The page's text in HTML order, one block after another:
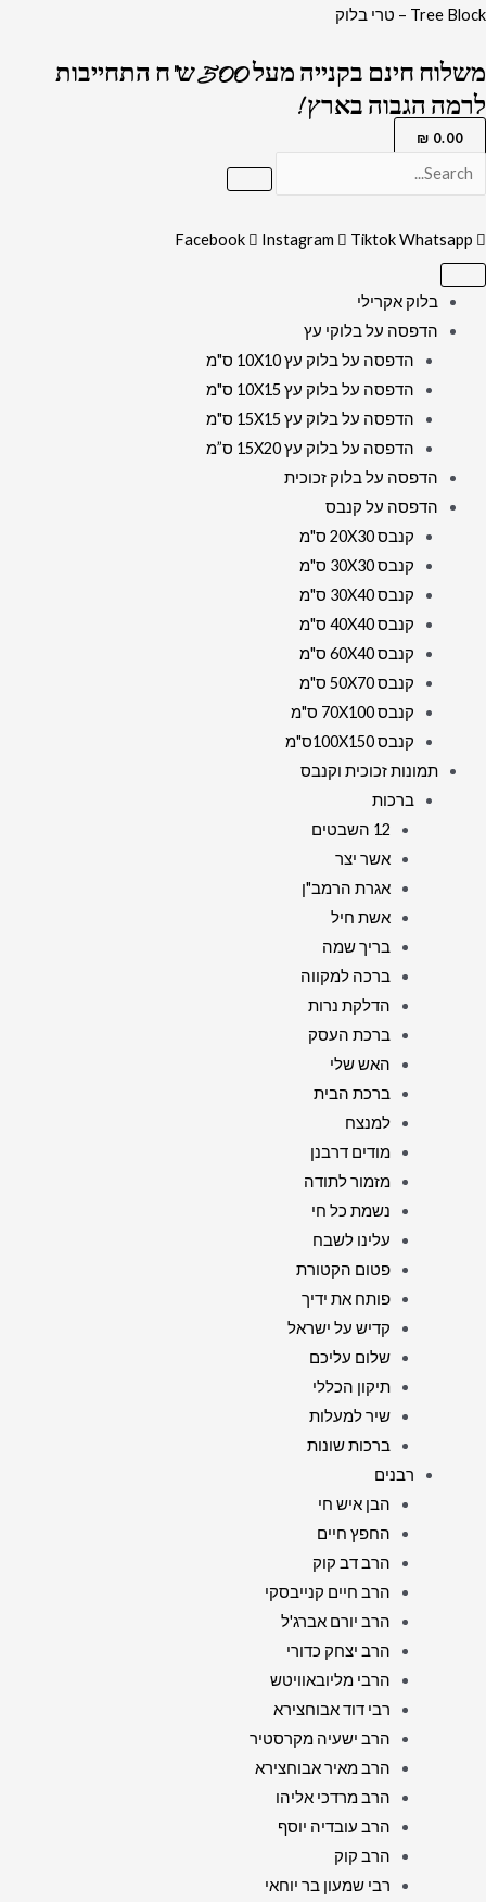
דילוג
Tree Block – טרי בלוק
משלוח חינם בקנייה מעל 500 ש"ח התחייבות
לרמה הגבוה בארץ !
0.00
₪
Facebook Instagram TiktokWhatsapp
בלוק אקרילי
הדפסה על בלוקי עץ
הדפסה על בלוק עץ 10X10 ס"מ
הדפסה על בלוק עץ 10X15 ס"מ
הדפסה על בלוק עץ 15X15 ס"מ
הדפסה על בלוק עץ 15X20 ס”מ
הדפסה על בלוק זכוכית
הדפסה על קנבס
קנבס 20X30 ס"מ
קנבס 30X30 ס"מ
קנבס 30X40 ס"מ
קנבס 40X40 ס"מ
קנבס 60X40 ס"מ
קנבס 50X70 ס"מ
קנבס 70X100 ס"מ
קנבס 100X150ס"מ
תמונות זכוכית וקנבס
ברכות
12 השבטים
אשר יצר
אגרת הרמב"ן
אשת חיל
בריך שמה
ברכה למקווה
הדלקת נרות
ברכת העסק
האש שלי
ברכת הבית
למנצח
מודים דרבנן
מזמור לתודה
נשמת כל חי
עלינו לשבח
פטום הקטורת
פותח את ידיך
קדיש על ישראל
שלום עליכם
תיקון הכללי
שיר למעלות
ברכות שונות
רבנים
הבן איש חי
החפץ חיים
הרב דב קוק
הרב חיים קנייבסקי
הרב יורם אברג'ל
הרב יצחק כדורי
הרבי מליובאוויטש
רבי דוד אבוחצירא
הרב ישעיה מקרסטיר
הרב מאיר אבוחצירא
הרב מרדכי אליהו
הרב עובדיה יוסף
הרב קוק
רבי שמעון בר יוחאי
כמות
2539
-
ברכת
להדפסה
קנבס
או
זכוכית
מחוסמת